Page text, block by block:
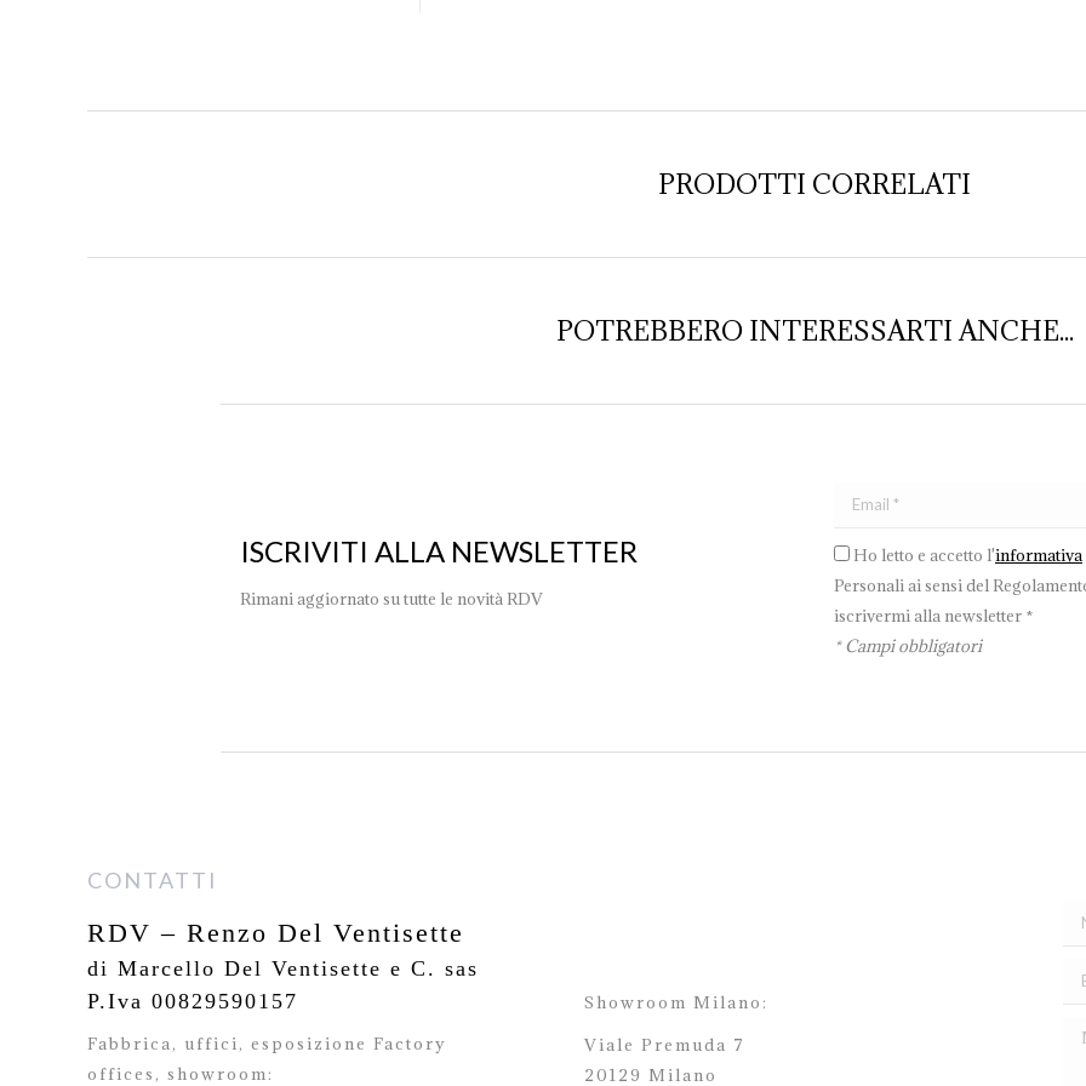
PRODOTTI CORRELATI
POTREBBERO INTERESSARTI ANCHE...
ISCRIVITI ALLA NEWSLETTER
Rimani aggiornato su tutte le novità RDV
Ho letto e accetto l'informativa
Personali ai sensi del
iscrivermi alla newsletter *
* Campi obbligatori
CONTATTI
RDV – Renzo Del Ventisette
di Marcello Del Ventisette e C. sas
P.Iva 00829590157
Fabbrica, uffici, esposizione Factory
offices, showroom:
Showroom Milano:
Viale Premuda 7
20129 Milano